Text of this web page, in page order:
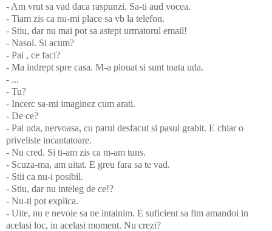
- Am vrut sa vad daca raspunzi. Sa-ti aud vocea.
- Tiam zis ca nu-mi place sa vb la telefon.
- Stiu, dar nu mai pot sa astept urmatorul email!
- Nasol. Si acum?
- Pai , ce faci?
- Ma indrept spre casa. M-a plouat si sunt toata uda.
- ...
- Tu?
- Incerc sa-mi imaginez cum arati.
- De ce?
- Pai uda, nervoasa, cu parul desfacut si pasul grabit. E chiar o
priveliste incantatoare.
- Nu cred. Si ti-am zis ca m-am tuns.
- Scuza-ma, am uitat. E greu fara sa te vad.
- Stii ca nu-i posibil.
- Stiu, dar nu inteleg de ce!?
- Nu-ti pot explica.
- Uite, nu e nevoie sa ne intalnim. E suficient sa fim amandoi in
acelasi loc, in acelasi moment. Nu crezi?